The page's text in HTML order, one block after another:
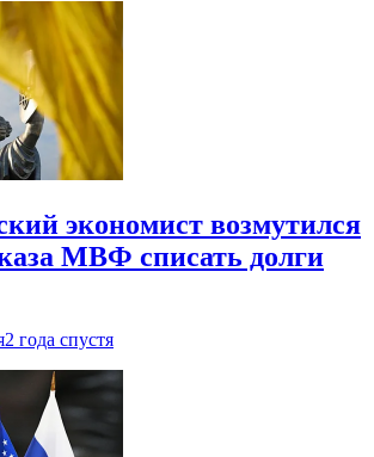
экономист возмутился
МВФ списать долги
2 года спустя